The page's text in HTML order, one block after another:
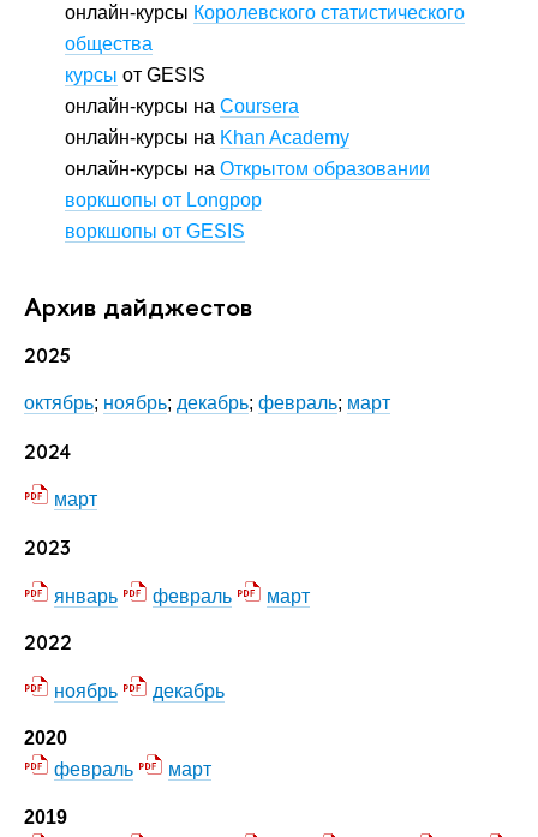
онлайн-курсы Королевского статистического
общества
курсы от GESIS
онлайн-курсы на Coursera
онлайн-курсы на Khan Academy
онлайн-курсы на Открытом образовании
воркшопы от Longpop
воркшопы от GESIS
Архив дайджестов
2025
октябрь; ноябрь; декабрь; февраль; март
2024
март
2023
январь февраль март
2022
ноябрь декабрь
2020
февраль
март
2019